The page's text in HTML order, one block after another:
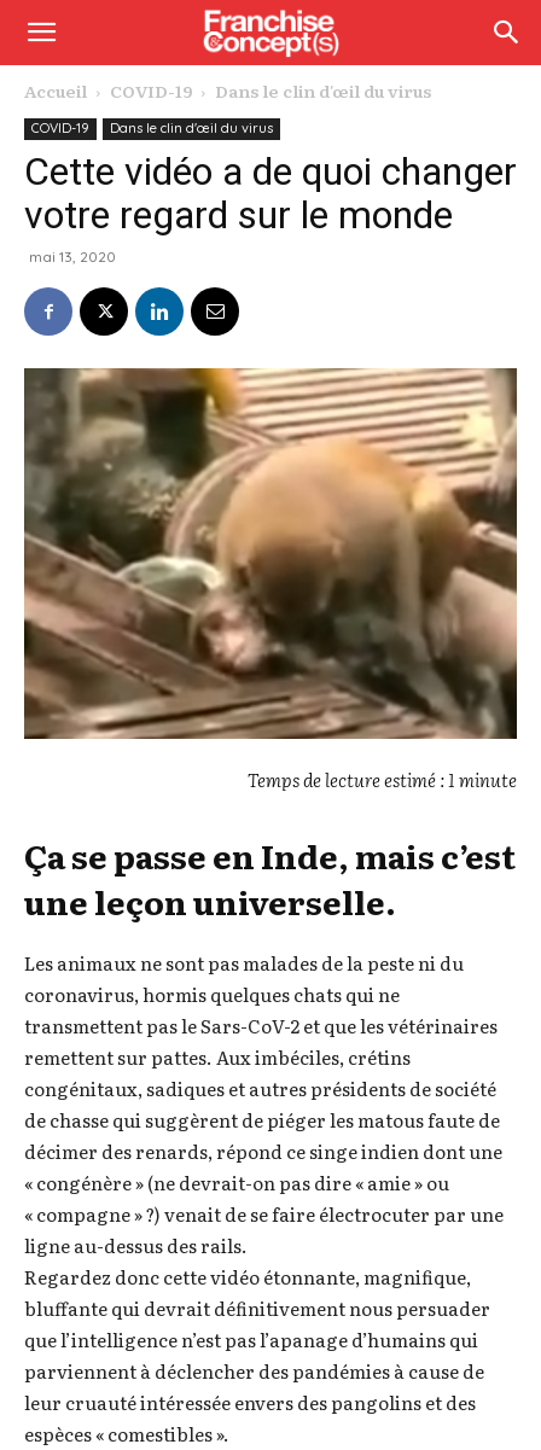
Accueil COVID-19 Dans le clin d'œil du virus
COVID-19 Dans le clin d'œil du virus
Cette vidéo a de quoi changer
votre regard sur le monde
mai 13, 2020
Temps de lecture estimé : 1 minute
Ça se passe en Inde, mais c’est
une leçon universelle.
Les animaux ne sont pas malades de la peste ni du
coronavirus, hormis quelques chats qui ne
transmettent pas le Sars-CoV-2 et que les vétérinaires
remettent sur pattes. Aux imbéciles, crétins
congénitaux, sadiques et autres présidents de société
de chasse qui suggèrent de piéger les matous faute de
décimer des renards, répond ce singe indien dont une
« congénère » (ne devrait-on pas dire « amie » ou
« compagne » ?) venait de se faire électrocuter par une
ligne au-dessus des rails.
Regardez donc cette vidéo étonnante, magnifique,
bluffante qui devrait définitivement nous persuader
que l’intelligence n’est pas l’apanage d’humains qui
parviennent à déclencher des pandémies à cause de
leur cruauté intéressée envers des pangolins et des
espèces « comestibles ».